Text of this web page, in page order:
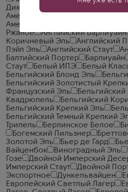
Дикий Эль
Американский Портер
Американский Эль
Ржаное
Английский Барлиуайн
Коричневый Эль
Английский
Пэйл Эль
Английский Стаут
Балтийский Портер
Барлиуайн
Стаут
Белый ИПЭ
Белый
Бельгийский Блонд Эль
Бельгийский Золотистый
Французский Эль
Квадрюпель
Бельгийский
Бельгийский Крепкий Эль
Бельгийский Темный Крепкий
Трипель
Берлинское Белое
Богемский Пильзнер
Золотой Эль
Бьер де Гард
Вайценбок
Виноградный Эль
Гозе
Двойной Имперский
Имперский Стаут
Двойной
Экспортное
Дункельвайцен
Европейский Светлый Лагер